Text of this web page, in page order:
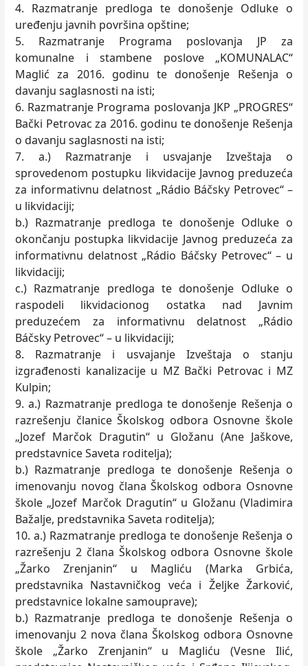
4. Razmatranje predloga te donošenje Odluke o
uređenju javnih površina opštine;
5. Razmatranje Programa poslovanja JP za
komunalne i stambene poslove „KOMUNALAC“
Maglić za 2016. godinu te donošenje Rešenja o
davanju saglasnosti na isti;
6. Razmatranje Programa poslovanja JKP „PROGRES“
Bački Petrovac za 2016. godinu te donošenje Rešenja
o davanju saglasnosti na isti;
7. a.) Razmatranje i usvajanje Izveštaja o
sprovedenom postupku likvidacije Javnog preduzeća
za informativnu delatnost „Rádio Báčsky Petrovec“ –
u likvidaciji;
b.) Razmatranje predloga te donošenje Odluke o
okončanju postupka likvidacije Javnog preduzeća za
informativnu delatnost „Rádio Báčsky Petrovec“ – u
likvidaciji;
c.) Razmatranje predloga te donošenje Odluke o
raspodeli likvidacionog ostatka nad Javnim
preduzećem za informativnu delatnost „Rádio
Báčsky Petrovec“ – u likvidaciji;
8. Razmatranje i usvajanje Izveštaja o stanju
izgrađenosti kanalizacije u MZ Bački Petrovac i MZ
Kulpin;
9. a.) Razmatranje predloga te donošenje Rešenja o
razrešenju članice Školskog odbora Osnovne škole
„Jozef Marčok Dragutin“ u Gložanu (Ane Jaškove,
predstavnice Saveta roditelja);
b.) Razmatranje predloga te donošenje Rešenja o
imenovanju novog člana Školskog odbora Osnovne
škole „Jozef Marčok Dragutin“ u Gložanu (Vladimira
Bažalje, predstavnika Saveta roditelja);
10. a.) Razmatranje predloga te donošenje Rešenja o
razrešenju 2 člana Školskog odbora Osnovne škole
„Žarko Zrenjanin“ u Magliću (Marka Grbića,
predstavnika Nastavničkog veća i Željke Žarković,
predstavnice lokalne samouprave);
b.) Razmatranje predloga te donošenje Rešenja o
imenovanju 2 nova člana Školskog odbora Osnovne
škole „Žarko Zrenjanin“ u Magliću (Vesne Ilić,